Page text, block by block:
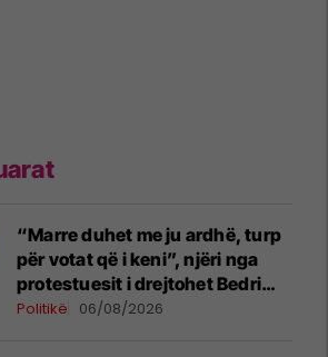
“Marre duhet me ju ardhë, turp
për votat që i keni”, njëri nga
protestuesit i drejtohet Bedri
Hamzës
Politikë 06/08/2026